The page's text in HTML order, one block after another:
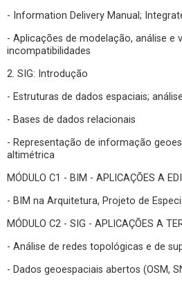
- Information Delivery Manual;
- Aplicações de modelação, análise e
incompatibilidades
2. SIG: Introdução
- Estruturas de dados espaciais;
- Bases de dados relacionais
- Representação de informação
altimétrica
MÓDULO C1 - BIM - APLICAÇÕES A
- BIM na Arquitetura, Projeto de
MÓDULO C2 - SIG - APLICAÇÕES A
- Análise de redes topológicas e de
- Dados geoespaciais abertos (OSM,